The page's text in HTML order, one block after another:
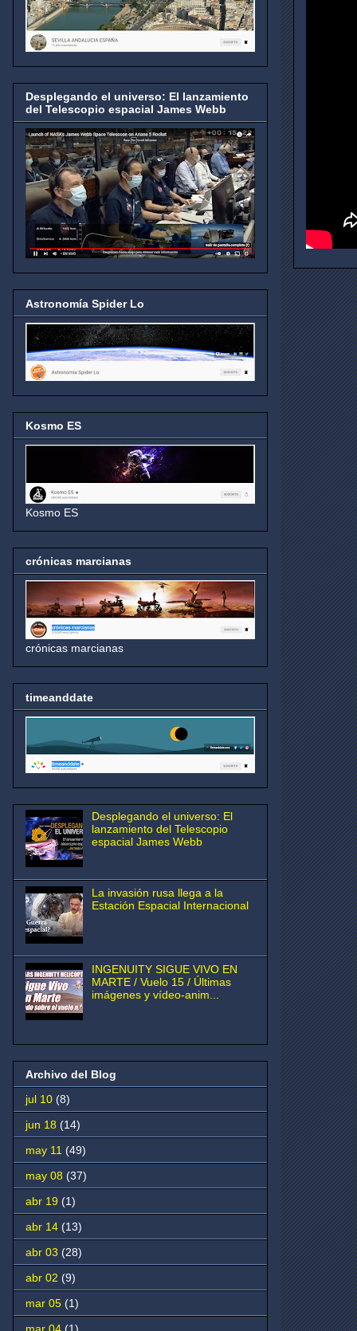
Desplegando el universo: El lanzamiento
del Telescopio espacial James Webb
Astronomía Spider Lo
Kosmo ES
Kosmo ES
crónicas marcianas
crónicas marcianas
timeanddate
Desplegando el universo: El
lanzamiento del Telescopio
espacial James Webb
La invasión rusa llega a la
Estación Espacial Internacional
INGENUITY SIGUE VIVO EN
MARTE / Vuelo 15 / Últimas
imágenes y vídeo-anim...
Archivo del Blog
jul 10 (8)
jun 18 (14)
may 11 (49)
may 08 (37)
abr 19 (1)
abr 14 (13)
abr 03 (28)
abr 02 (9)
mar 05 (1)